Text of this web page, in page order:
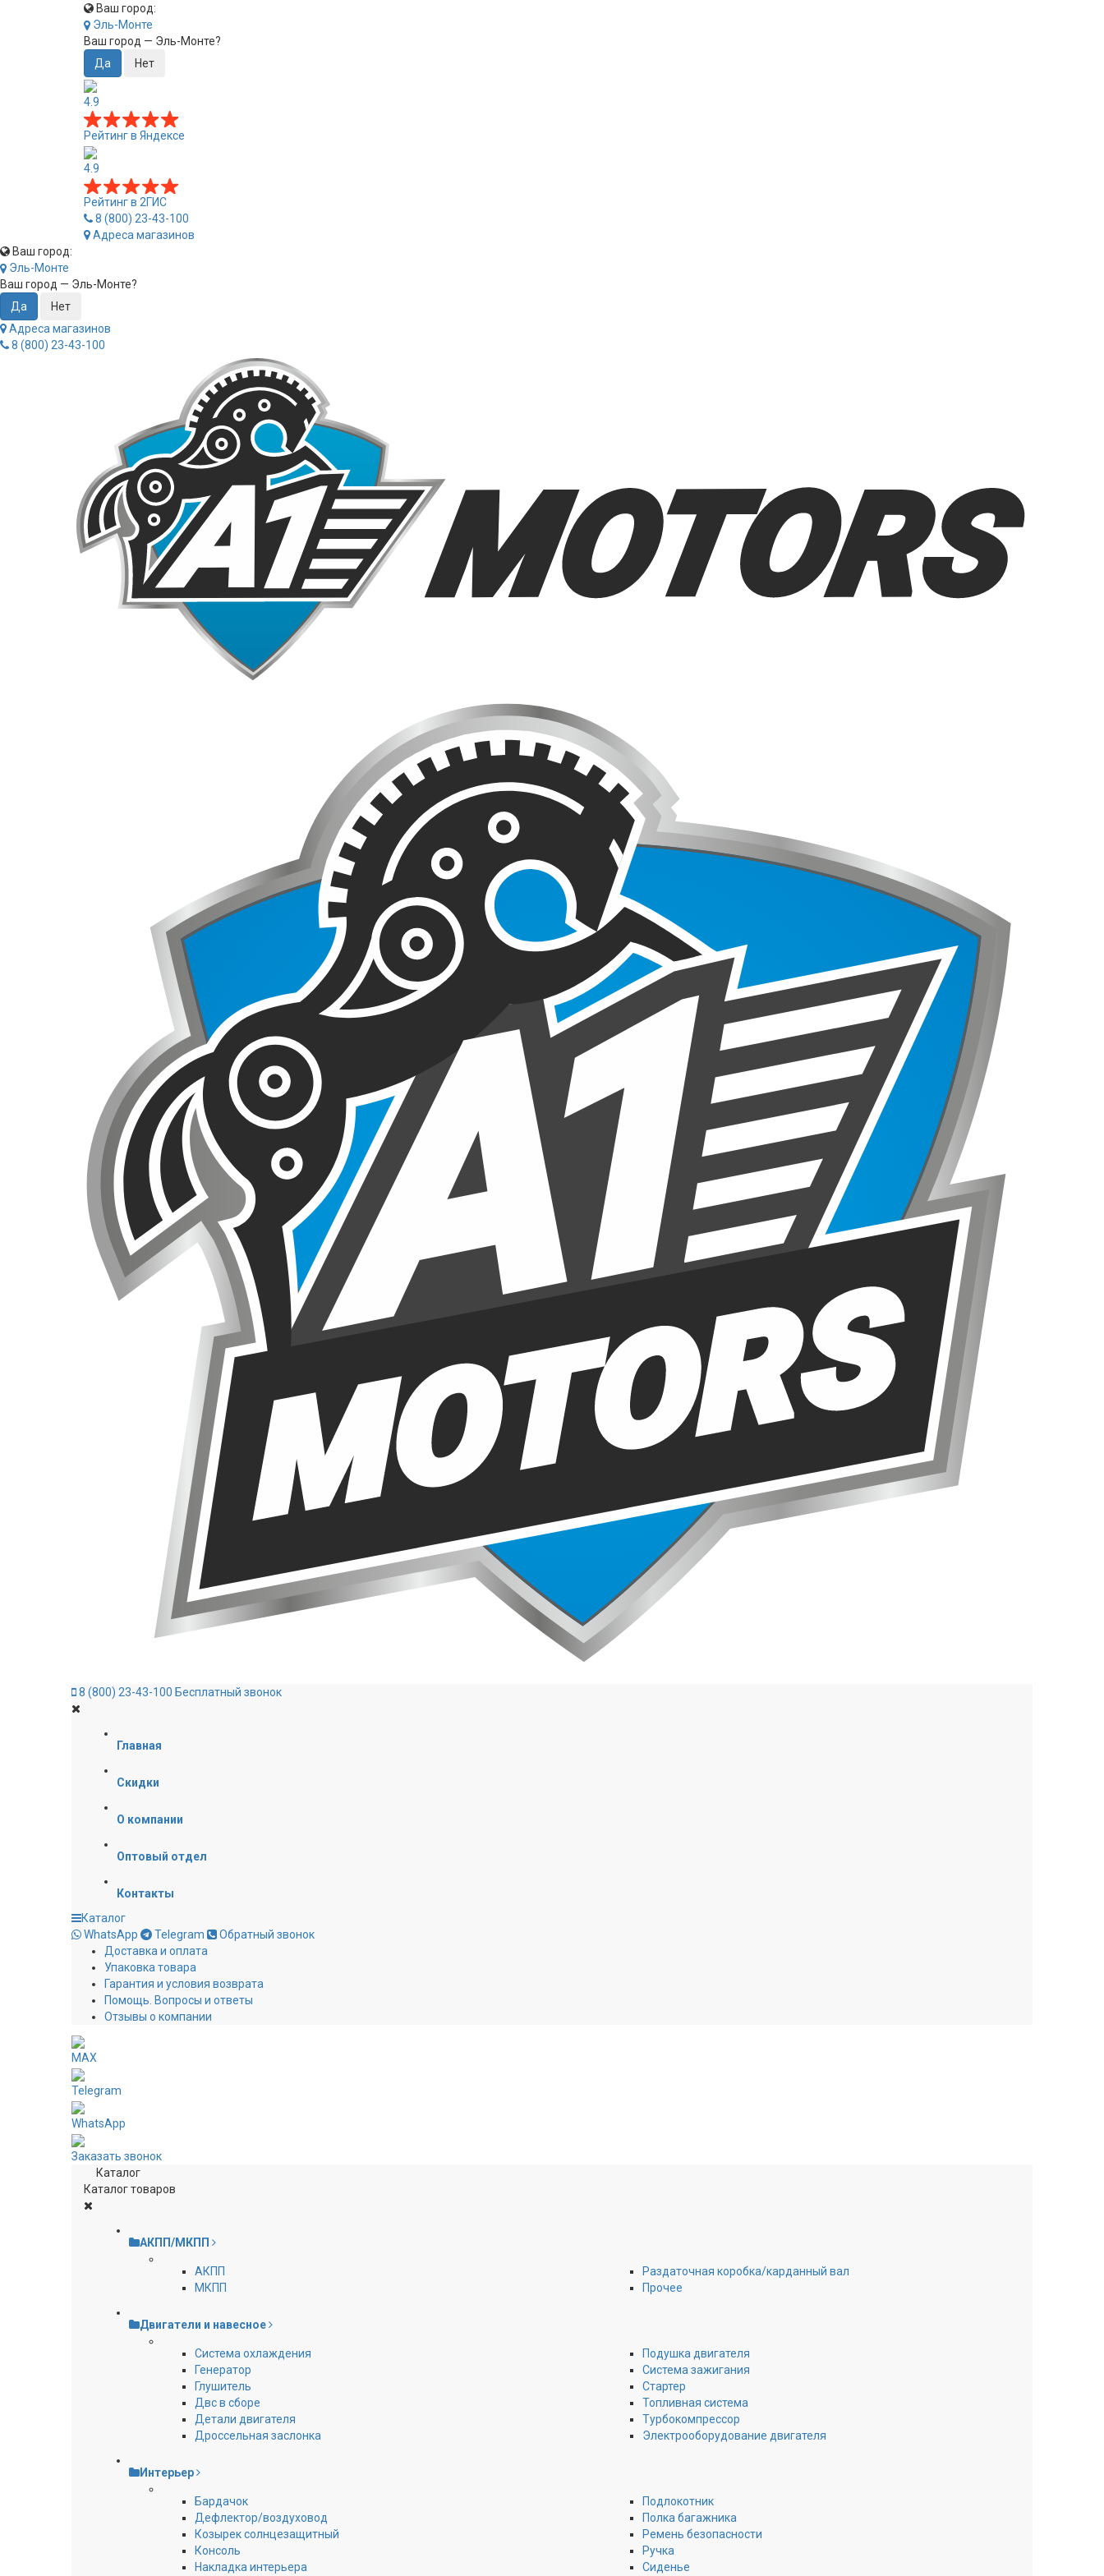
Ваш город:
Эль-Монте
Ваш город — Эль-Монте?
4.9
Рейтинг в Яндексе
4.9
Рейтинг в 2ГИС
8 (800) 23-43-100
Адреса магазинов
Ваш город:
Эль-Монте
Ваш город — Эль-Монте?
Адреса магазинов
8 (800) 23-43-100
8 (800) 23-43-100 Бесплатный звонок
Главная
Скидки
О компании
Оптовый отдел
Контакты
Каталог
WhatsApp
Telegram
Обратный звонок
Доставка и оплата
Упаковка товара
Гарантия и условия возврата
Помощь. Вопросы и ответы
Отзывы о компании
MAX
Telegram
WhatsApp
Заказать звонок
Каталог
Каталог товаров
АКПП/МКПП
АКПП
МКПП
Раздаточная коробка/карданный вал
Прочее
Двигатели и навесное
Cистема охлаждения
Генератор
Глушитель
Двс в сборе
Детали двигателя
Дроссельная заслонка
Подушка двигателя
Система зажигания
Стартер
Топливная система
Турбокомпрессор
Электрооборудование двигателя
Интерьер
Бардачок
Дефлектор/воздуховод
Козырек солнцезащитный
Консоль
Накладка интерьера
Подлокотник
Полка багажника
Ремень безопасности
Ручка
Сиденье